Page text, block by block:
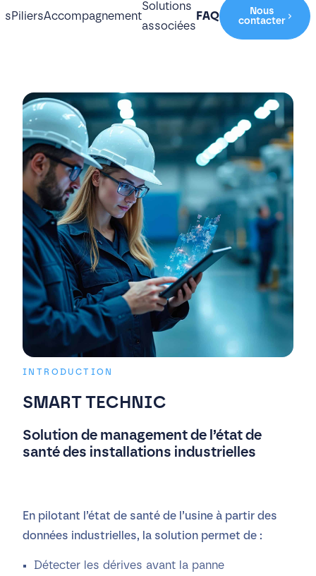
PiliersAccompagnement
Solutions
associées
FAQ
Nous
contacter
INTRODUCTION
SMART TECHNIC
Solution de management de l’état de
santé des installations industrielles
En pilotant l’état de santé de l’usine à partir des
données industrielles, la solution permet de :
Détecter les dérives avant la panne